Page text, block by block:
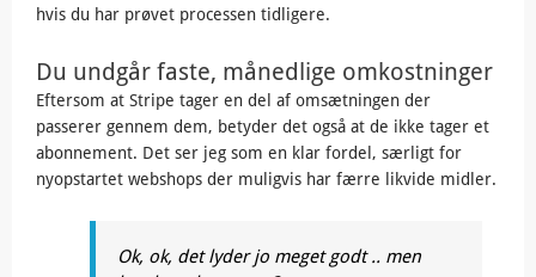
hvis du har prøvet processen tidligere.
Du undgår faste, månedlige omkostninger
Eftersom at Stripe tager en del af omsætningen der
passerer gennem dem, betyder det også at de ikke tager et
abonnement. Det ser jeg som en klar fordel, særligt for
nyopstartet webshops der muligvis har færre likvide midler.
Ok, ok, det lyder jo meget godt .. men